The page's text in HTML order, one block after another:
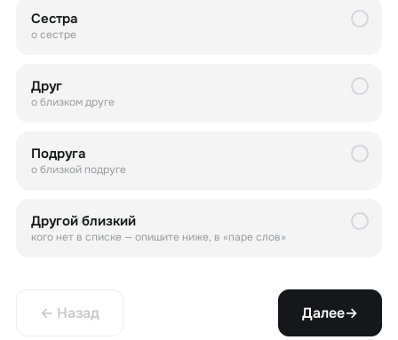
Сестра
о сестре
Друг
о близком друге
Подруга
о близкой подруге
Другой близкий
кого нет в списке — опишите ниже, в «паре слов»
← Назад Далее→